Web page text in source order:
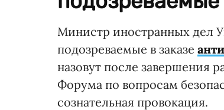
Министр иностранных дел
подозреваемые в заказе
назовут после завершения
Форума по вопросам
сознательная провокация.